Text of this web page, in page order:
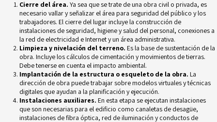
Cierre del área. Ya sea que se trate de una obra civil o privada, es
necesario vallar y señalizar el área para seguridad del público y los
trabajadores. El cierre del lugar incluye la construcción de
instalaciones de seguridad, higiene y salud del personal, conexiones a
la red de electricidad e Internet y un área administrativa.
Limpieza y nivelación del terreno. Es la base de sustentación de la
obra. Incluye los cálculos de cimentación y movimientos de tierras.
Debe tenerse en cuenta el impacto ambiental.
Implantación de la estructura o esqueleto de la obra. La
dirección de obra puede trabajar sobre modelos virtuales y técnicas
digitales que ayudan a la planificación y ejecución.
Instalaciones auxiliares. En esta etapa se ejecutan instalaciones
que son necesarias para el edificio como canaletas de desagüe,
instalaciones de fibra óptica, red de iluminación y conductos de